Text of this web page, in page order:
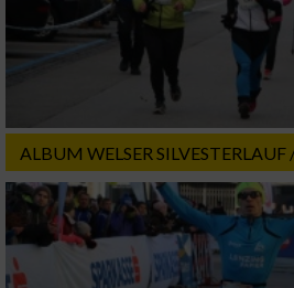
ALBUM WELSER SILVESTERLAUF